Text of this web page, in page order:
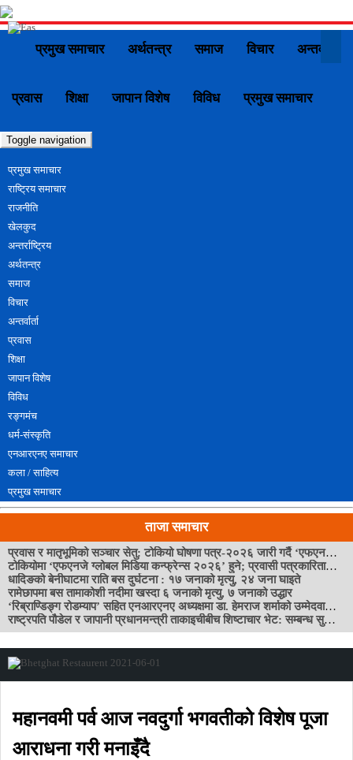
प्रमुख समाचार अर्थतन्त्र समाज विचार अन्तर्वार्ता
प्रवास शिक्षा जापान विशेष विविध प्रमुख समाचार
Toggle navigation
प्रमुख समाचार
राष्ट्रिय समाचार
राजनीति
खेलकुद
अन्तर्राष्ट्रिय
अर्थतन्त्र
समाज
विचार
अन्तर्वार्ता
प्रवास
शिक्षा
जापान विशेष
विविध
रङ्गमंच
धर्म-संस्कृति
एनआरएनए समाचार
कला / साहित्य
प्रमुख समाचार
ताजा समाचार
प्रवास र मातृभूमिको सञ्चार सेतु: टोकियो घोषणा पत्र-२०२६ जारी गर्दै ‘एफएनजे ग्लोबल मिडिया सम्मेलन’ सम्पन्न
टोकियोमा ‘एफएनजे ग्लोबल मिडिया कन्फ्रेन्स २०२६’ हुने; प्रवासी पत्रकारितालाई थप सशक्त बनाउन योगदान पुर्याउने आयोजकको तयारी
धादिङको बेनीघाटमा राति बस दुर्घटना : १७ जनाको मृत्यु, २४ जना घाइते
रामेछापमा बस तामाकोशी नदीमा खस्दा ६ जनाको मृत्यु, ७ जनाको उद्धार
‘रिब्राण्डिङ्ग रोडम्याप’ सहित एनआरएनए अध्यक्षमा डा. हेमराज शर्माको उम्मेदवारी घोषणा
राष्ट्रपति पौडेल र जापानी प्रधानमन्त्री ताकाइचीबीच शिष्टाचार भेट: सम्बन्ध सुदृढीकरण र लगानी भित्र्याउन जोड
महानवमी पर्व आज नवदुर्गा भगवतीको विशेष पूजा
आराधना गरी मनाइँदै